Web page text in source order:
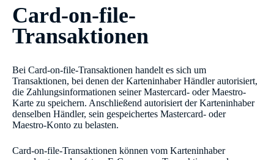
Card-on-file-
Transaktionen
Bei Card-on-file-Transaktionen handelt es sich um
Transaktionen, bei denen der Karteninhaber Händler autorisiert,
die Zahlungsinformationen seiner Mastercard- oder Maestro-
Karte zu speichern. Anschließend autorisiert der Karteninhaber
denselben Händler, sein gespeichertes Mastercard- oder
Maestro-Konto zu belasten.
Card-on-file-Transaktionen können vom Karteninhaber